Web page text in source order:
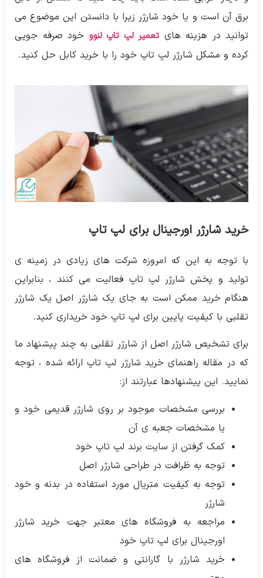
برق آن است و یا خود شارژر زیرا با دانستن این موضوع می
توانید در هزینه های تعمیر لپ تاپ لنوو خود صرفه جویی
کرده و مشکل شارژر لپ تاپ خود را با خرید کابل حل کنید.
خرید شارژر اورجینال برای لپ تاپ
با توجه به این که امروزه شرکت های زیادی در زمینه ی
تولید و پخش شارژر لپ تاپ فعالیت می کنند ، بنابراین
هنگام خرید ممکن است به جای یک شارژر اصل یک شارژر
تقلبی با کیفیت پایین برای لپ تاپ خود خریداری کنید.
برای تشخیص شارژر اصل از شارژر تقلبی به چند پیشنهاد ما
که در مقاله راهنمای خرید شارژر لپ تاپ ارائه شده ، توجه
نمایید. این پیشنهادها عبارتند از:
بررسی مشخصات موجود بر روی شارژر قدیمی خود و
یا مشخصات جعبه ی آن
کمک گرفتن از سایت برند لپ تاپ خود
توجه به ظرافت در طراحی شارژر اصل
توجه به کیفیت متریال مورد استفاده در بدنه و خود
شارژر
مراجعه به فروشگاه های معتبر جهت خرید شارژر
اورجینال برای لپ تاپ خود
خرید شارژر با گارانتی و ضمانت از فروشگاه های